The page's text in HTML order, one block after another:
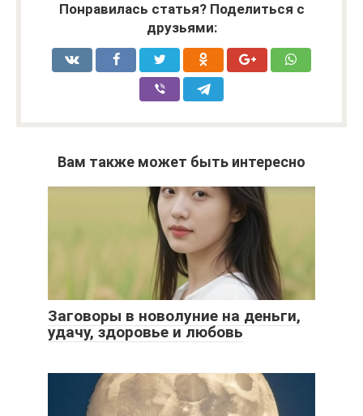
Понравилась статья? Поделиться с
друзьями:
Вам также может быть интересно
Заговоры в новолуние на деньги,
удачу, здоровье и любовь